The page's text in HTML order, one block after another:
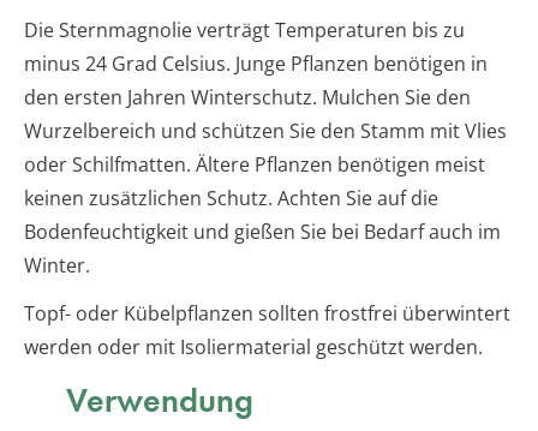
Die Sternmagnolie verträgt Temperaturen bis zu
minus 24 Grad Celsius. Junge Pflanzen benötigen in
den ersten Jahren Winterschutz. Mulchen Sie den
Wurzelbereich und schützen Sie den Stamm mit Vlies
oder Schilfmatten. Ältere Pflanzen benötigen meist
keinen zusätzlichen Schutz. Achten Sie auf die
Bodenfeuchtigkeit und gießen Sie bei Bedarf auch im
Winter.
Topf- oder Kübelpflanzen sollten frostfrei überwintert
werden oder mit Isoliermaterial geschützt werden.
Verwendung